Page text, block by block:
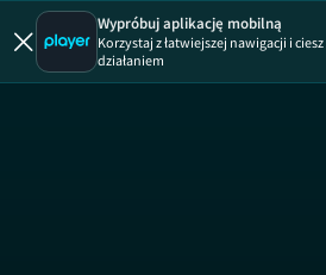
Wypróbuj aplikację mobilną
Korzystaj z łatwiejszej nawigacji i
działaniem